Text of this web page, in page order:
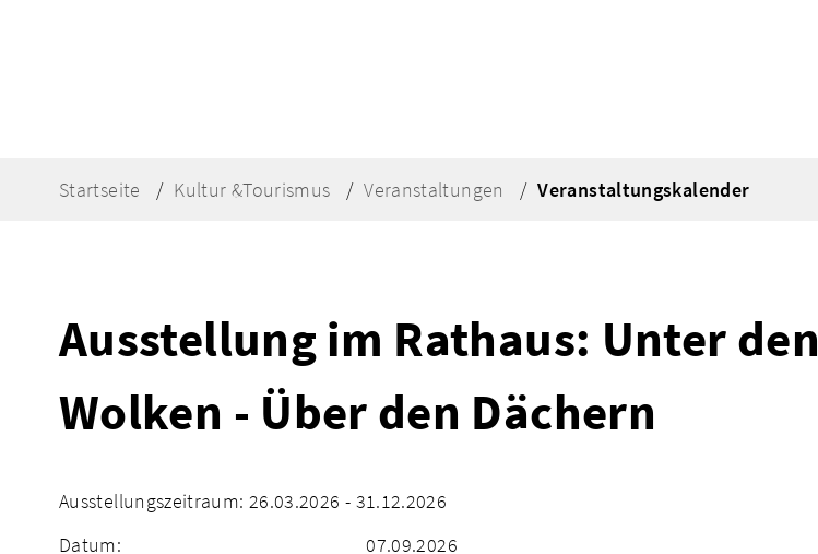
Startseite Kultur &Tourismus Veranstaltungen Veranstaltungskalender
Ausstellung im Rathaus: Unter den
Wolken - Über den Dächern
Ausstellungszeitraum: 26.03.2026 - 31.12.2026
Datum:
07.09.2026